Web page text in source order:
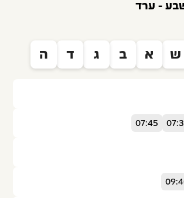
- ערד
ש א ב ג ד ה
07:45